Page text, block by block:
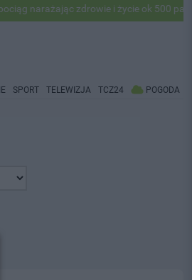
narażając zdrowie i życie ok 500
SPORT TELEWIZJA TCZ24 POGODA